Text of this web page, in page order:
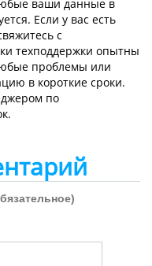
ваши данные в
Если у вас есть
с
техподдержки опытны
проблемы или
в короткие сроки.
по